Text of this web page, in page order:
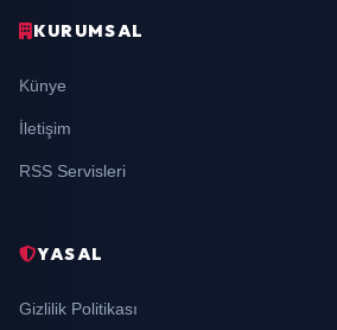
KURUMSAL
Künye
İletişim
RSS Servisleri
YASAL
Gizlilik Politikası